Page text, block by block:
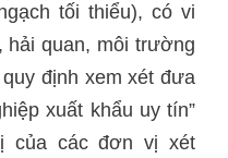
tối thiểu), có vi
hải quan, môi trường
định xem xét đưa
xuất khẩu uy tín”
của các đơn vị xét